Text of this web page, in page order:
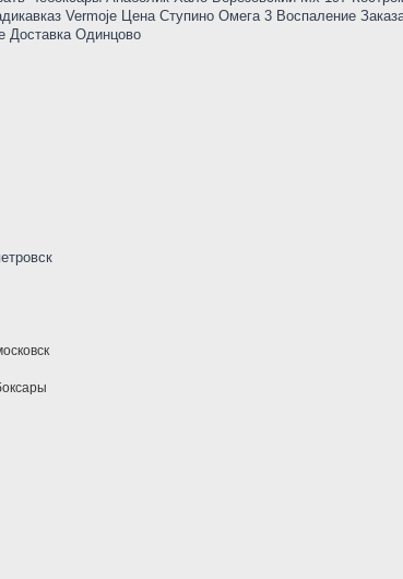
Vermoje Цена Ступино Омега 3 Воспаление
Доставка Одинцово